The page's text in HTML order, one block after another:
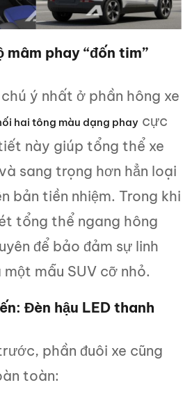
mâm phay “đốn tim”
ý nhất ở phần hông xe
hai tông màu dạng phay cực
này giúp tổng thể xe
sang trọng hơn hẳn loại
bản tiền nhiệm. Trong khi
tổng thể ngang hông
để bảo đảm sự linh
mẫu SUV cỡ nhỏ.
Đèn hậu LED thanh
phần đuôi xe cũng
toàn: